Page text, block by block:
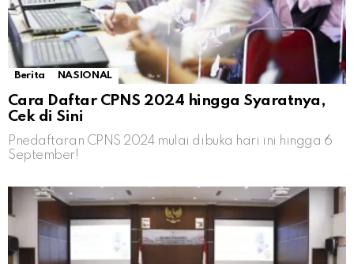
Berita NASIONAL
Cara Daftar CPNS 2024 hingga Syaratnya,
Cek di Sini
Pnedaftaran CPNS 2024 mulai dibuka hari ini hingga 6
September!